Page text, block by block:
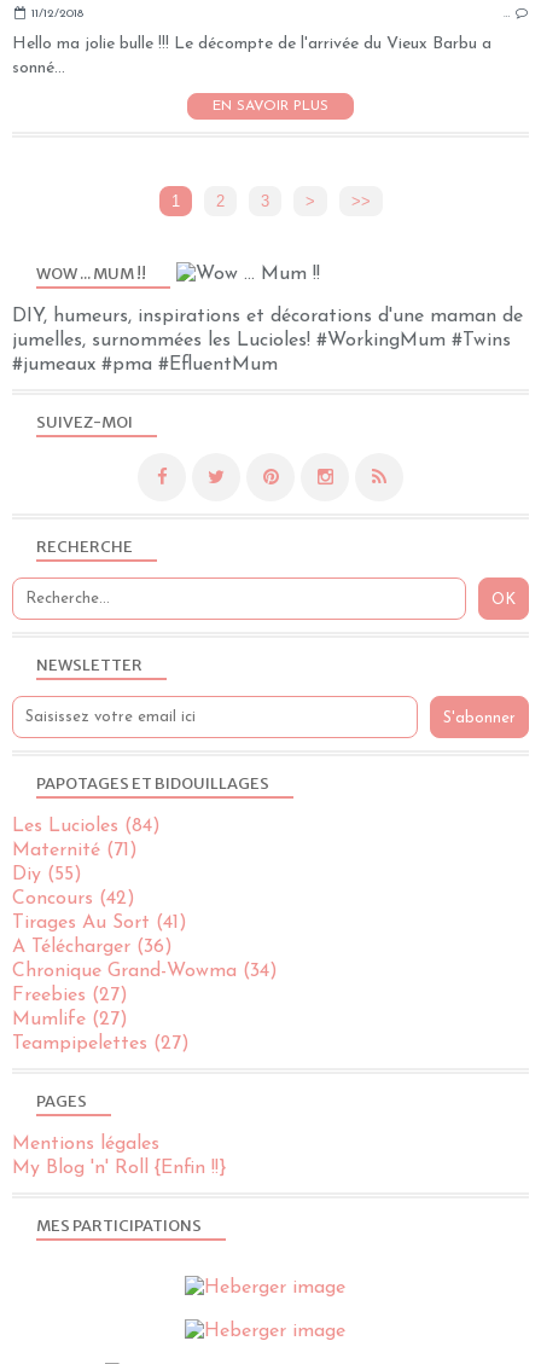
11/12/2018 …
Hello ma jolie bulle !!! Le décompte de l'arrivée du Vieux Barbu a
sonné...
EN SAVOIR PLUS
1 2 3 > >>
NEWSLETTER
SUIVEZ-MOI
RECHERCHE
WOW ... MUM !!
DIY, humeurs, inspirations et décorations d'une maman de
jumelles, surnommées les Lucioles! #WorkingMum #Twins
#jumeaux #pma #EfluentMum
PAGES
Mentions légales
My Blog 'n' Roll {Enfin !!}
PAPOTAGES ET BIDOUILLAGES
Les Lucioles (84)
Maternité (71)
Diy (55)
Concours (42)
Tirages Au Sort (41)
A Télécharger (36)
Chronique Grand-Wowma (34)
Freebies (27)
Mumlife (27)
Teampipelettes (27)
MES PARTICIPATIONS